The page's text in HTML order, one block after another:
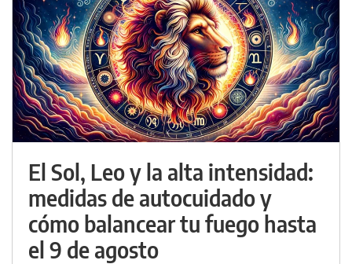
El Sol, Leo y la alta intensidad:
medidas de autocuidado y
cómo balancear tu fuego hasta
el 9 de agosto